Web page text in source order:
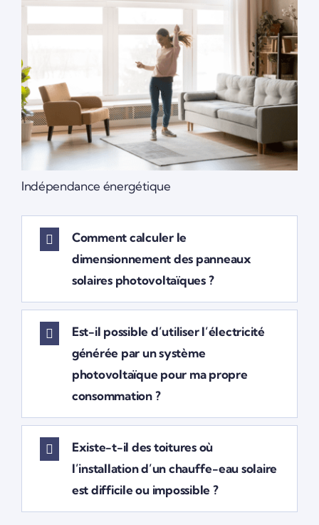
Indépendance énergétique
Comment calculer le
dimensionnement des panneaux
solaires photovoltaïques ?
Est-il possible d’utiliser l’électricité
générée par un système
photovoltaïque pour ma propre
consommation ?
Existe-t-il des toitures où
l’installation d’un chauffe-eau solaire
est difficile ou impossible ?